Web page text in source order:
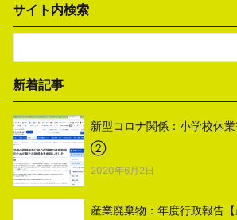
サイト内検索
新着記事
新型コロナ関係：小学校休
②
2020年6月2日
産業廃棄物：年度行政報告